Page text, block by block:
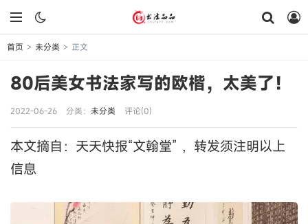
首页 > 未分类 > 正文
80后美女书法家写的欧楷，太美了！
2022-06-26 分类： 未分类 评论(0)
本文摘自：天天快报“文翰堂” ，转发须注明以上
信息